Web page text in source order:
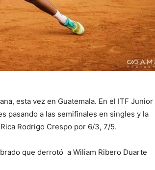
esta vez en Guatemala. En el ITF Junior
pasando a las semifinales en singles y la
Rodrigo Crespo por 6/3, 7/5.
que derrotó a Wiliam Ribero Duarte